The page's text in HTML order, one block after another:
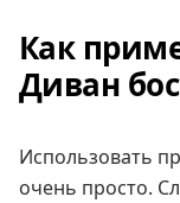
Как
Диван
Использовать
очень просто.